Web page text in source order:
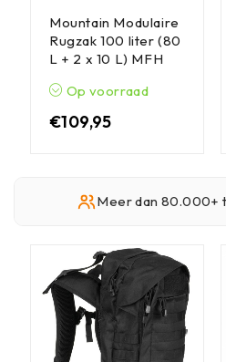
Mountain Modulaire
Rugzak 100 liter (80
L + 2 x 10 L) MFH
Op voorraad
€109,95
Meer dan 80.000+